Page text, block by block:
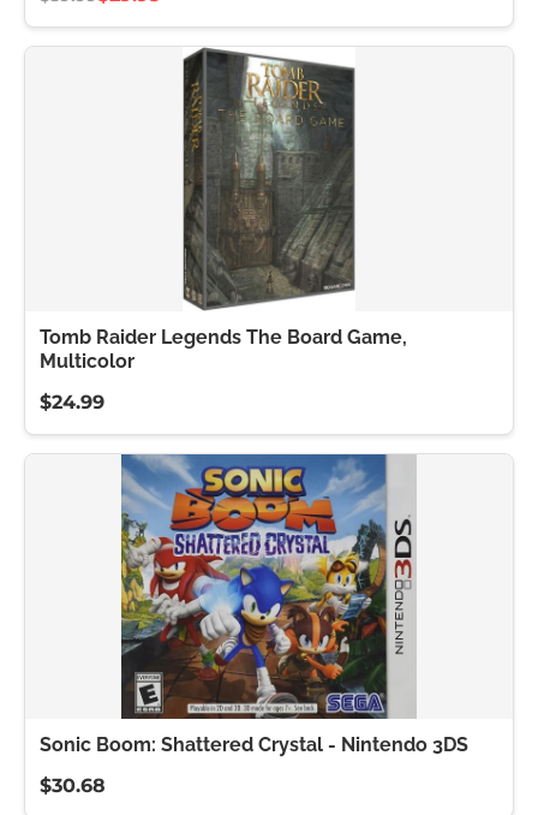
Tomb Raider Legends The Board Game,
Multicolor
$24.99
Sonic Boom: Shattered Crystal - Nintendo 3DS
$30.68